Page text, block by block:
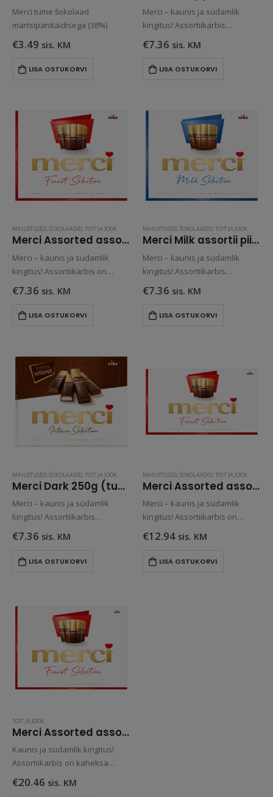
Merci tume šokolaad
martsipanitäidisega (38%)
€3.49 sis. KM
LISA OSTUKORVI
Merci – kaunis ja südamlik
kingitus! Assortiikarbis
suussulavad kvaliteet krõbeda
mandliga šokolaadid.
€7.36 sis. KM
LISA OSTUKORVI
MAIUSTUSED, ŠOKOLAADID,TOIT JA JOOK
Merci Assorted assortiišokolaad 250g
Merci – kaunis ja südamlik
kingitus! Assortiikarbis on
suussulavat kvaliteetšokolaadi.
€7.36 sis. KM
LISA OSTUKORVI
MAIUSTUSED, ŠOKOLAADID,TOIT JA JOOK
Merci Milk assortii piimašokolaadist 250g
Merci – kaunis ja südamlik
kingitus! Assortiikarbis
suussulavad kvaliteet
piimašokolaadid.
€7.36 sis. KM
LISA OSTUKORVI
MAIUSTUSED, ŠOKOLAADID,TOIT JA JOOK
Merci Dark 250g (tume šokolaad)
Merci – kaunis ja südamlik
kingitus! Assortiikarbis
erinevate maitsetega
kvaliteetšokolaadid.
€7.36 sis. KM
LISA OSTUKORVI
MAIUSTUSED, ŠOKOLAADID,TOIT JA JOOK
Merci Assorted assortiišokolaad 400g
Merci – kaunis ja südamlik
kingitus! Assortiikarbis on
kaheksa erineva maitsega,
€12.94 sis. KM
LISA OSTUKORVI
TOIT JA JOOK
Merci Assorted assortiišokolaad 675 g
Kaunis ja südamlik kingitus!
Assortiikarbis on kaheksa
erineva maitsega, suussulavat
€20.46 sis. KM